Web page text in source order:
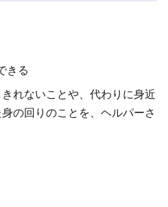
きる
れないことや、代わりに身近
の回りのことを、ヘルパーさ